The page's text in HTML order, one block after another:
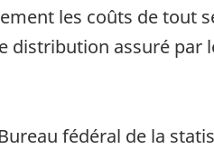
les coûts de
distribution assuré
fédéral de la